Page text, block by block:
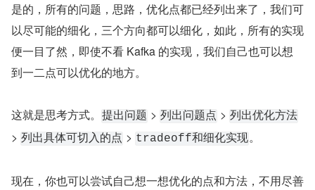
是的，所有的问题，思路，优化点都已经列出来了，我们可
以尽可能的细化，三个方向都可以细化，如此，所有的实现
便一目了然，即使不看 Kafka 的实现，我们自己也可以想
到一二点可以优化的地方。
这就是思考方式。 提出问题 > 列出问题点 > 列出优化方法
> 列出具体可切入的点 > tradeoff和细化实现。
现在，你也可以尝试自己想一想优化的点和方法，不用尽善